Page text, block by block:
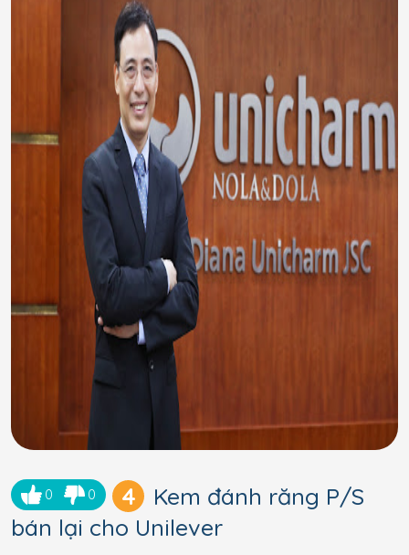
0 0 4
Kem đánh răng P/S
bán lại cho Unilever